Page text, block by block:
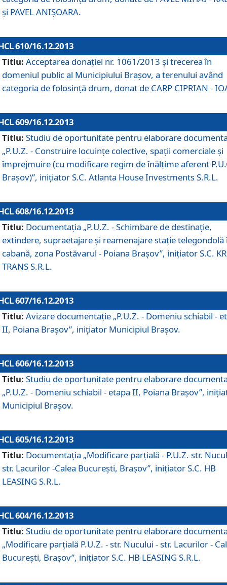
şi PAVEL ANIŞOARA.
610/16.12.2013
Titlu: Acceptarea donaţiei nr. 1061/2013 şi trecerea în
domeniul public al Municipiului Braşov, a terenului având
categoria de folosinţă drum, donat de CARP CIPRIAN -
609/16.12.2013
Titlu: Studiu de oportunitate pentru elaborare
„P.U.Z. - Construire locuinţe colective, spaţii comerciale şi
împrejmuire (cu modificare regim de înălţime aferent
Braşov)”, iniţiator S.C. Atlanta House Investments S.R.L.
608/16.12.2013
Titlu: Documentaţia „P.U.Z. - Schimbare de destinaţie,
extindere, supraetajare şi reamenajare staţie telegondolă
cabană, zona Postăvarul - Poiana Braşov”, iniţiator S.C.
TRANS S.R.L.
607/16.12.2013
Titlu: Avizare documentaţie „P.U.Z. - Domeniu schiabil -
II, Poiana Braşov”, iniţiator Municipiul Braşov.
606/16.12.2013
Titlu: Studiu de oportunitate pentru elaborare
„P.U.Z. - Domeniu schiabil - etapa II, Poiana Braşov”,
Municipiul Braşov.
605/16.12.2013
Titlu: Documentaţia „Modificare parţială - P.U.Z. str.
str. Lacurilor -Calea Bucureşti, Braşov”, iniţiator S.C. HB
LEASING S.R.L.
604/16.12.2013
Titlu: Studiu de oportunitate pentru elaborare
„Modificare parţială P.U.Z. - str. Nucului - str. Lacurilor -
Bucureşti, Braşov”, iniţiator S.C. HB LEASING S.R.L.